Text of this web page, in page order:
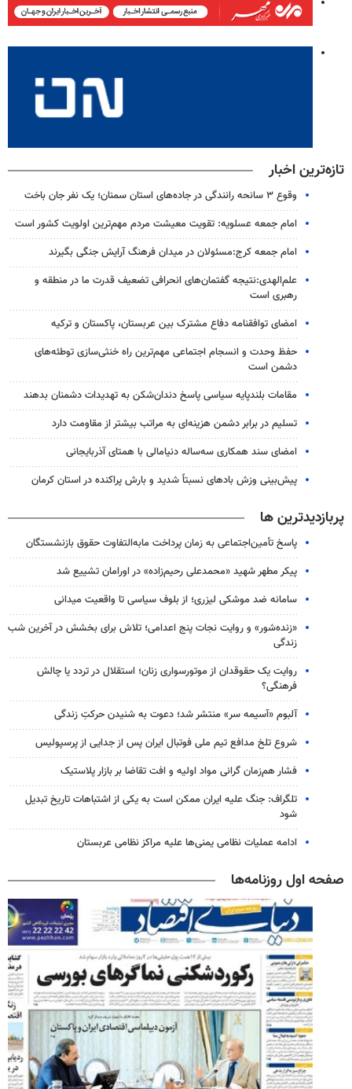
تازه‌ترین اخبار
وقوع ۳ سانحه رانندگی در جاده‌های استان سمنان؛ یک نفر جان باخت
امام جمعه عسلویه: تقویت معیشت مردم مهم‌ترین اولویت کشور است
امام جمعه کرج:مسئولان در میدان فرهنگ آرایش جنگی بگیرند
علم‌الهدی:نتیجه گفتمان‌های انحرافی تضعیف قدرت ما در منطقه و
رهبری است
امضای توافقنامه دفاع مشترک بین عربستان، پاکستان و ترکیه
حفظ وحدت و انسجام اجتماعی مهم‌ترین راه خنثی‌سازی توطئه‌های
دشمن است
مقامات بلندپایه سیاسی پاسخ دندان‌شکن به تهدیدات دشمنان بدهند
تسلیم در برابر دشمن هزینه‌ای به مراتب بیشتر از مقاومت دارد
امضای سند همکاری سه‌ساله دنیامالی با همتای آذربایجانی
پیش‌بینی وزش بادهای نسبتاً شدید و بارش پراکنده در استان کرمان
پربازدیدترین ها
پاسخ تأمین‌اجتماعی به زمان پرداخت مابه‌التفاوت حقوق بازنشستگان
پیکر مطهر شهید «محمدعلی رحیم‌زاده» در اورامان تشییع شد
سامانه ضد موشکی لیزری؛ از بلوف سیاسی تا واقعیت میدانی
«زنده‌شور» و روایت نجات پنج اعدامی؛ تلاش برای بخشش در آخرین شب
زندگی
روایت یک حقوقدان از موتورسواری زنان؛ استقلال در تردد یا چالش
فرهنگی؟
آلبوم «آسیمه سر» منتشر شد؛ دعوت به شنیدن حرکتِ زندگی
شروع تلخ مدافع تیم ملی فوتبال ایران پس از جدایی از پرسپولیس
فشار هم‌زمان گرانی مواد اولیه و افت تقاضا بر بازار پلاستیک
تلگراف: جنگ علیه ایران ممکن است به یکی از اشتباهات تاریخ تبدیل
شود
ادامه عملیات نظامی یمنی‌ها علیه مراکز نظامی عربستان
صفحه اول روزنامه‌ها